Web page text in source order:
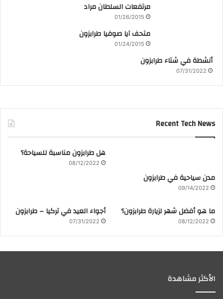
مرتفعات السلطان مراد
01/26/2015
متحف آيا صوفيا طرابزون
01/24/2015
أنشطة في شتاء طرابزون
07/31/2022
Recent Tech News
مدن سياحية في طرابزون
09/14/2022
هل طرابزون مناسبة للسياحة؟
08/12/2022
ما هو أفضل شهر لزيارة طرابزون؟
08/12/2022
أجواء العيد في تركيا – طرابزون
07/31/2022
الأكثر مشاهدة